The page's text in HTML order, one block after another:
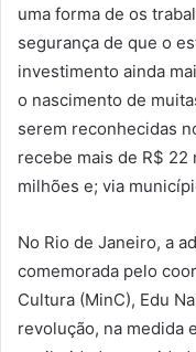
uma forma de os
segurança de que o
investimento ainda
o nascimento de
serem reconhecidas
recebe mais de R$ 22
milhões e; via
No Rio de Janeiro, a
comemorada pelo
Cultura (MinC), Edu
revolução, na medida